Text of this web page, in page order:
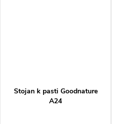
Stojan k pasti Goodnature
A24